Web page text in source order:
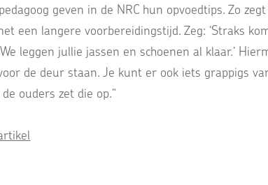
geven in de NRC hun opvoedtips. Zo
een langere voorbereidingstijd. Zeg: ‘Straks
leggen jullie jassen en schoenen al klaar.’
de deur staan. Je kunt er ook iets grappigs
ouders zet die op.”